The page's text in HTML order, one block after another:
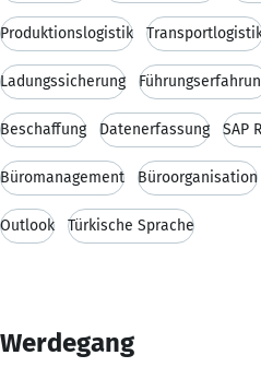
Produktionslogistik
Ladungssicherung
Beschaffung Datenerfassung SAP
Büromanagement Büroorganisation
Outlook Türkische Sprache
Werdegang